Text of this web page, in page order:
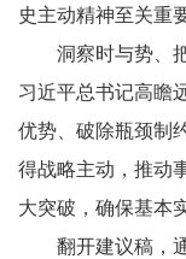
史主动精神至关重
洞察时与势、
习近平总书记高瞻
优势、破除瓶颈制
得战略主动，推动
大突破，确保基本
翻开建议稿，